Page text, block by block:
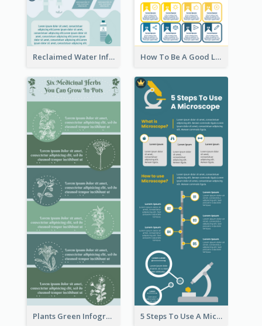
Reclaimed Water Infographic How To Be A Good Leader Infographic
Plants Green Infographic 5 Steps To Use A Microscope Infographic